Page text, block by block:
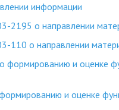
информации
2195 о направлении
о направлении
и оценке
и оценке